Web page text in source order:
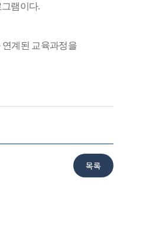
그램이다.
연계된 교육과정을